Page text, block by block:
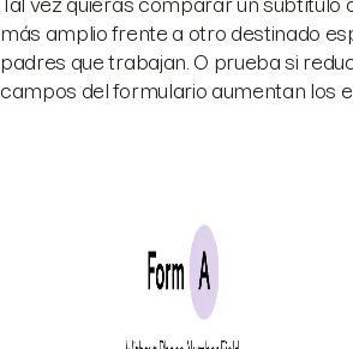
Tal vez quieras comparar un subtítulo
más amplio frente a otro destinado
padres que trabajan. O prueba si
campos del formulario aumentan los